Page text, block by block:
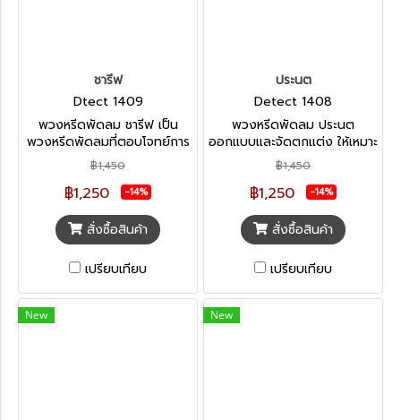
ชารีฟ
Dtect 1409
พวงหรีดพัดลม ชารีฟ เป็น
พวงหรีดพัดลมที่ตอบโจทย์การ
ไว้อาลัย เพื่อให้คงทนกับทุก
สภาพอากาศ หรือ แม้งานจะมี
หลายวัน ก็ยังคงสวยงาม แถม
ยังมีประโยชน์ไม่สูญเปล่าอีกด้วย
฿1,450
฿1,250 -14%
สั่งซื้อสินค้า
เปรียบเทียบ
ประนต
Detect 1408
พวงหรีดพัดลม ประนต
ออกแบบและจัดตกแต่ง ให้เหมาะ
กับ การไว้อาลัยที่ยาวนาน
เป็นการไว้อาลัยที่ไม่สูญเปล่าค่ะ
หลังเสร็จงานสามารถบริจาคต่อ
ได้ผลบุญทั้งผู้ให้และผู้รับ
฿1,450
฿1,250 -14%
สั่งซื้อสินค้า
เปรียบเทียบ
New New